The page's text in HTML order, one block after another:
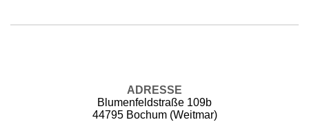
ADRESSE
Blumenfeldstraße 109b
44795 Bochum (Weitmar)